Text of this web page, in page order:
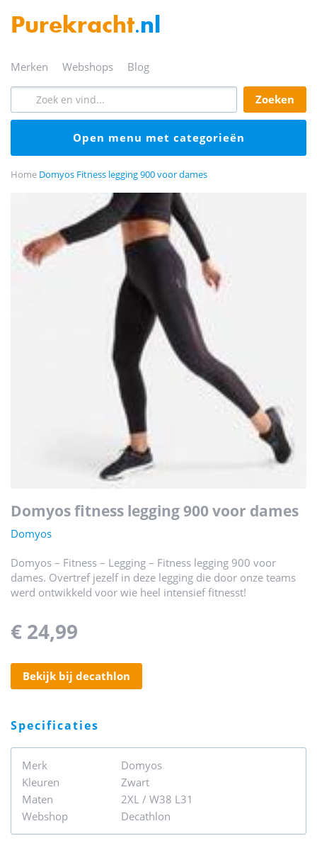
Purekracht.nl
merken webshops blog
zoeken
open menu met categorieën
Home Domyos Fitness legging 900 voor dames
domyos fitness legging 900 voor dames
Domyos
Domyos – Fitness – Legging – Fitness legging 900 voor
dames. Overtref jezelf in deze legging die door onze teams
werd ontwikkeld voor wie heel intensief fitnesst!
€ 24,99
bekijk bij decathlon
specificaties
Merk
Domyos
Kleuren
Zwart
Maten
2XL / W38 L31
Webshop
Decathlon